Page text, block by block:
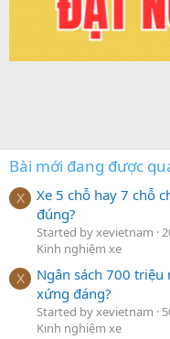
Bài mới đang được
X
Xe 5 chỗ hay 7 chỗ
đúng?
Started by xevietnam
Kinh nghiệm xe
X
Ngân sách 700
xứng đáng?
Started by xevietnam
Kinh nghiệm xe